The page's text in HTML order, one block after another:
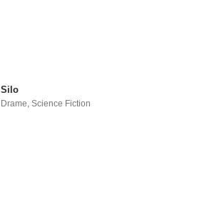
Silo
Drame,Science Fiction